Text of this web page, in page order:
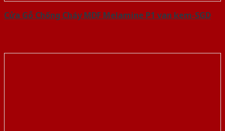
Cửa Gỗ Chống Cháy MDF Melamine P1 van kem-SGD